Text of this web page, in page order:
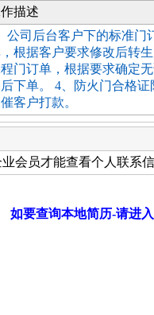
描述
公司后台客户下的标准门
根据客户要求修改后转
门订单，根据要求确定
下单。 4、防火门合格
客户打款。
会员才能查看个人联系
如要查询本地简历-请进